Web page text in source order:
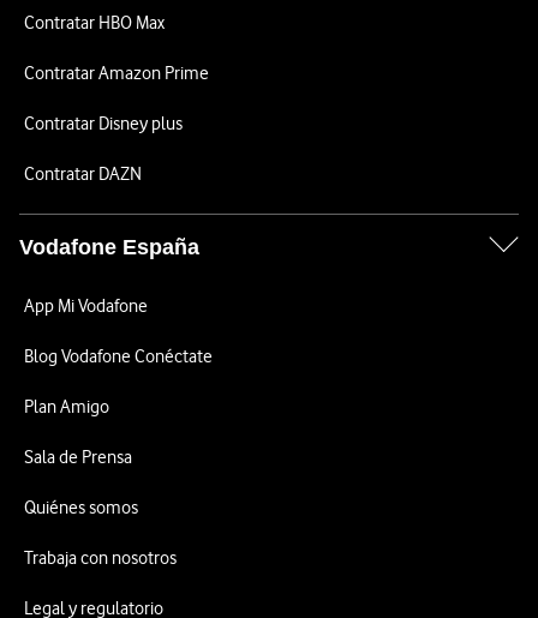
Contratar HBO Max
Contratar Amazon Prime
Contratar Disney plus
Contratar DAZN
Vodafone España
App Mi Vodafone
Blog Vodafone Conéctate
Plan Amigo
Sala de Prensa
Quiénes somos
Trabaja con nosotros
Legal y regulatorio